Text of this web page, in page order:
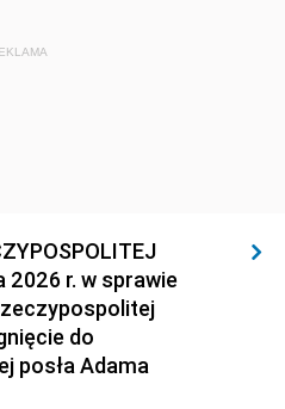
2026 r. w sprawie
do
posła Adama